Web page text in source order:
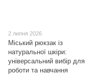
2 липня 2026
Міський рюкзак із
натуральної шкіри:
універсальний вибір для
роботи та навчання